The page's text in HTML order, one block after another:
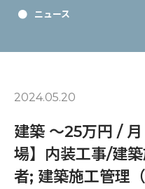
ニュース
2024.05.20
建築 〜25万円 /
場】内装工事/建
者; 建築施工管理